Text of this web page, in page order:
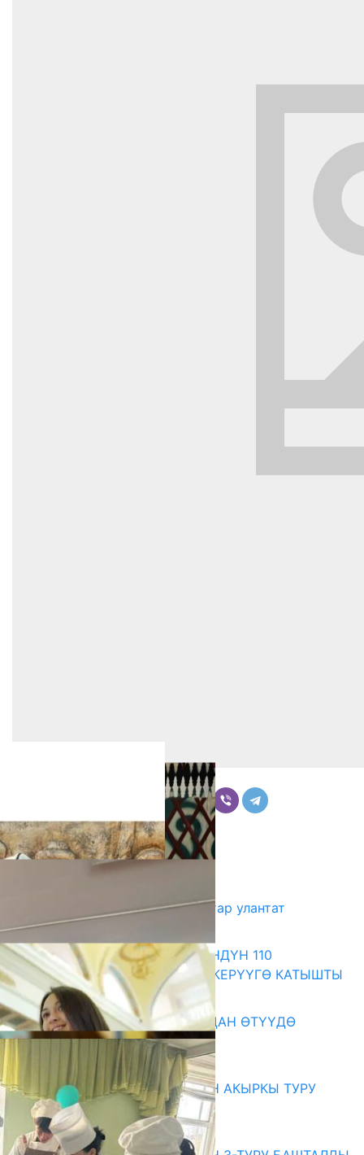
Бөлүшүү
Комментарийлер
Кыргыз-өзбек достугун жаштар улантат
10.08.2026
МАМЛЕКЕТТИК КАТЧЫ ҮРКҮНДҮН 110
ЖЫЛДЫГЫНА АРНАЛГАН ЭСКЕРҮҮГӨ КАТЫШТЫ
10.08.2026
199 ТРЕНЕР МУГАЛИМ ОКУУДАН ӨТҮҮДӨ
10.08.2026
Абитуриент
ЖОЖДОРГО КАБЫЛ АЛУУНУН АКЫРКЫ ТУРУ
СТАРТ АЛДЫ
10.08.2026